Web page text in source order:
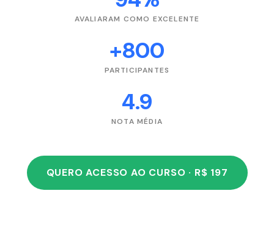
AVALIARAM COMO EXCELENTE
+800
PARTICIPANTES
4.9
NOTA MÉDIA
QUERO ACESSO AO CURSO · R$ 197